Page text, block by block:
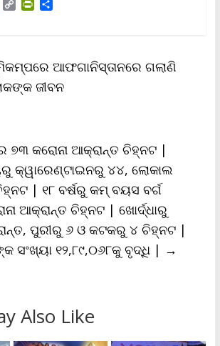
C
i
n
k
P
F
r
l
y
S
ଆଫଗାନିସ୍ତାନରେ ଗଲାଣି
ଜୀବନ
୭୩ କରୋନା ଆକ୍ରାନ୍ତ ଚିହ୍ନଟ |
କ୍ୱାରେଣ୍ଟାଇନରୁ ୪୪, ଲୋକାଲ
| ୧୮ ବର୍ଷରୁ କମ୍ ବୟସ ବର୍ଗ
ଆକ୍ରାନ୍ତ ଚିହ୍ନଟ | ଖୋର୍ଦ୍ଧାରୁ
ପୁରୀରୁ ୬ ଓ କଟକରୁ ୪ ଚିହ୍ନଟ |
ସଂଖ୍ୟା ୧୨,୮୯,୦୬୮କୁ ବୃଦ୍ଧି | →
Also Like